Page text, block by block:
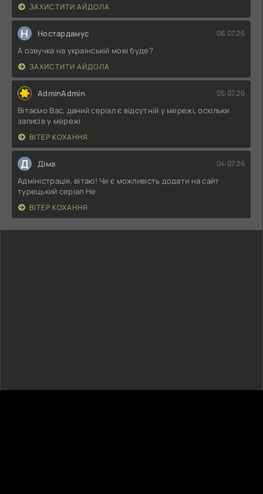
ЗАХИСТИТИ АЙДОЛА
Н Ностардамус 06.07.26
А озвучка на українській мові буде?
ЗАХИСТИТИ АЙДОЛА
AdminAdmin 05.07.26
Вітаємо Вас, даний серіал є відсутній у мережі, оскільки
записів у мережі
ВІТЕР КОХАННЯ
Д Діма 04.07.26
Адміністрація, вітаю! Чи є можливість додати на сайт
турецький серіал Не
ВІТЕР КОХАННЯ